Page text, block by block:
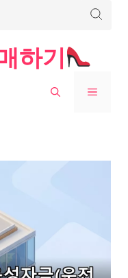
하기
MENU